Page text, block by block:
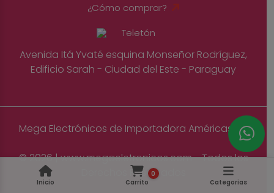
Inicio
0
Carrito Categorias
¿Cómo comprar?
Avenida Itá Yvaté esquina Monseñor Rodríguez,
Edificio Sarah - Ciudad del Este - Paraguay
Mega Electrónicos de Importadora Américas S.A
© 2026 | www.megaeletronicos.com - Todos los
Derechos Reservados